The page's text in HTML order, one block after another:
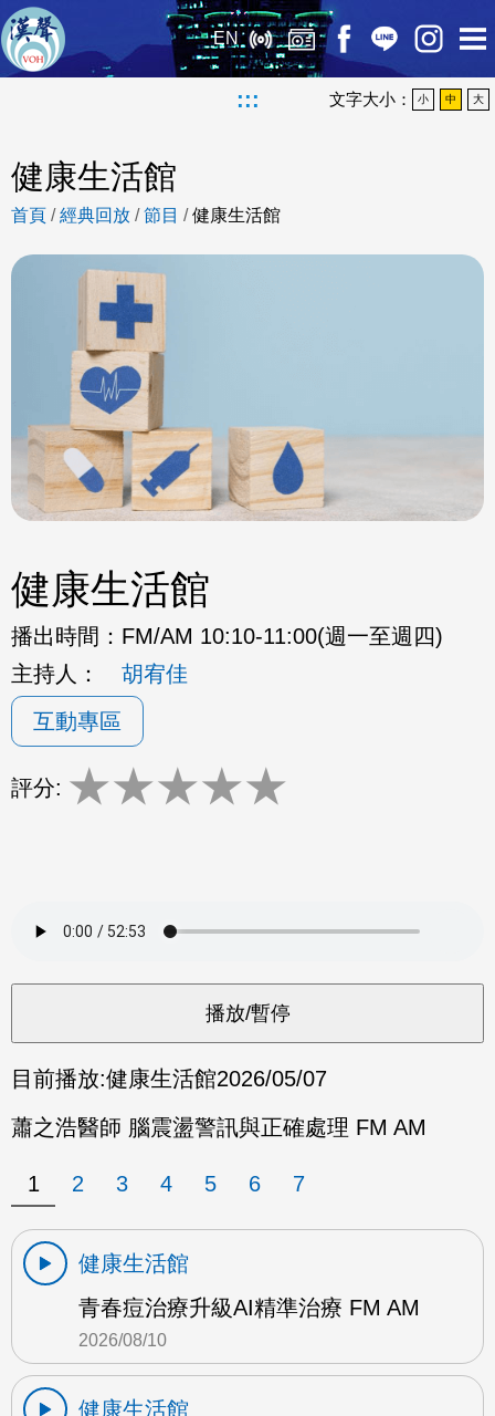
EN
::: 文字大小： 小 中 大
健康生活館
首頁 /經典回放 /節目 /健康生活館
健康生活館
播出時間： FM/AM 10:10-11:00(週一至週四)
主持人：
胡宥佳
互動專區
評分: ★★★★★
目前播放:健康生活館2026/05/07
蕭之浩醫師 腦震盪警訊與正確處理 FM AM
1 2 3 4 5 6 7
健康生活館
青春痘治療升級AI精準治療 FM AM
2026/08/10
健康生活館